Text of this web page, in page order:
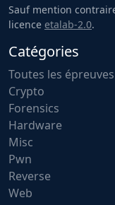
Sauf mention
licence etalab-2.0.
Catégories
Toutes les épreuves
Crypto
Forensics
Hardware
Misc
Pwn
Reverse
Web